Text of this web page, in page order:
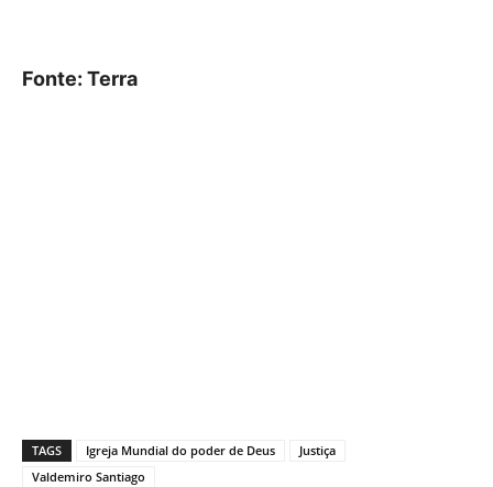
Fonte: Terra
TAGS Igreja Mundial do poder de Deus
Justiça
Valdemiro Santiago